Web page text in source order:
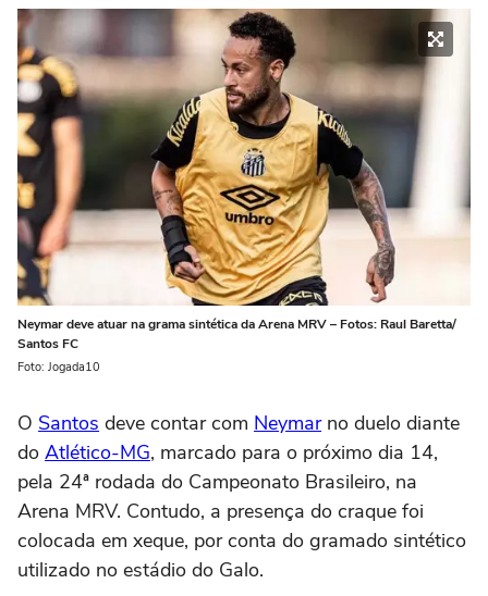
Neymar deve atuar na grama sintética da Arena MRV – Fotos: Raul Baretta/
Santos FC
Foto: Jogada10
O Santos deve contar com Neymarno duelo diante
do Atlético-MG, marcado para o próximo dia 14,
pela 24ª rodada do Campeonato Brasileiro, na
Arena MRV. Contudo, a presença do craque foi
colocada em xeque, por conta do gramado sintético
utilizado no estádio do Galo.